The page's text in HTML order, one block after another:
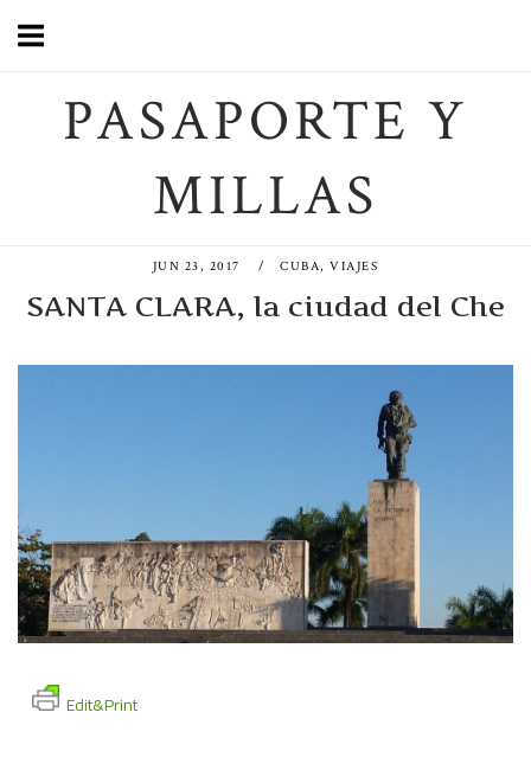
Saltar
PASAPORTE Y
MILLAS
JUN 23, 2017 CUBA,VIAJES
SANTA CLARA, la ciudad del Che
Edit&Print